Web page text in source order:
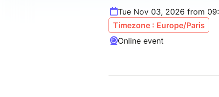
Tue Nov 03, 2026 from
Timezone : Europe/Paris
Online event